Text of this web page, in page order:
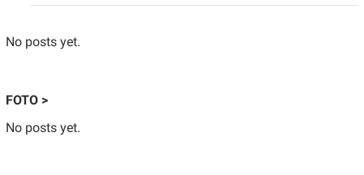
No posts yet.
FOTO >
No posts yet.